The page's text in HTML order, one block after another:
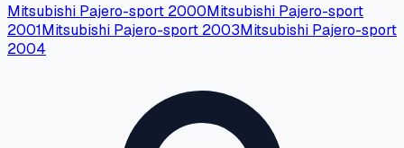
Mitsubishi Pajero-sport 2000Mitsubishi Pajero-sport
2001Mitsubishi Pajero-sport 2003Mitsubishi Pajero-sport
2004